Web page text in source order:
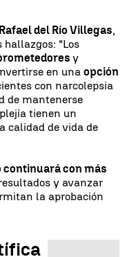
del Río Villegas,
hallazgos: "Los
y
en una opción
con narcolepsia
de mantenerse
tienen un
calidad de vida de
continuará con más
y avanzar
la aprobación